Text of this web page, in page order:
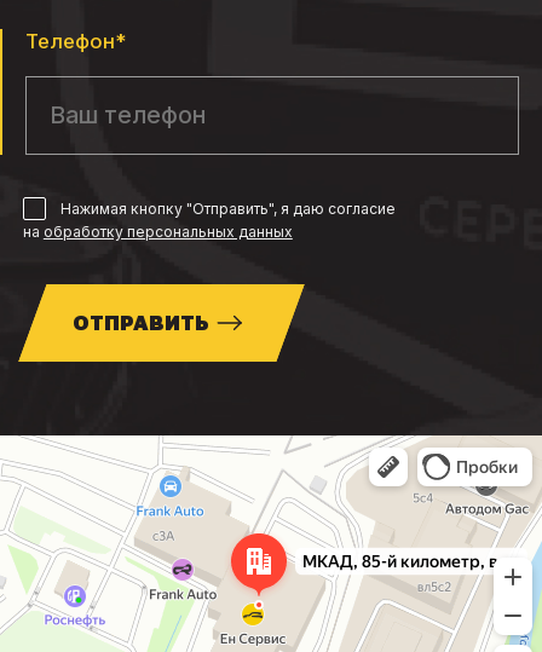
Телефон*
Нажимая кнопку "Отправить", я даю согласие
на обработку персональных данных
ОТПРАВИТЬ
Москва
МКАД, 85-й километр, вл3с1 — Яндекс Карты